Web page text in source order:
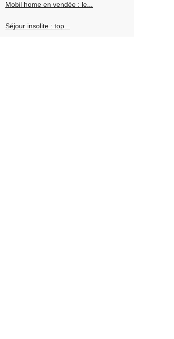
Mobil home en vendée : le...
Séjour insolite : top...